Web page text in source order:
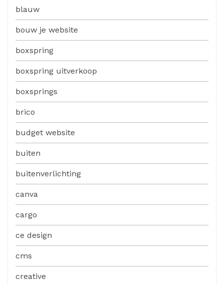
blauw
bouw je website
boxspring
boxspring uitverkoop
boxsprings
brico
budget website
buiten
buitenverlichting
canva
cargo
ce design
cms
creative